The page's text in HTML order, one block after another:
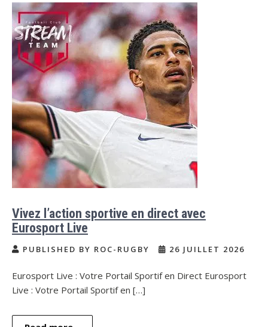
Vivez l’action sportive en direct avec
Eurosport Live
PUBLISHED BY ROC-RUGBY 26 JUILLET 2026
Eurosport Live : Votre Portail Sportif en Direct Eurosport
Live : Votre Portail Sportif en […]